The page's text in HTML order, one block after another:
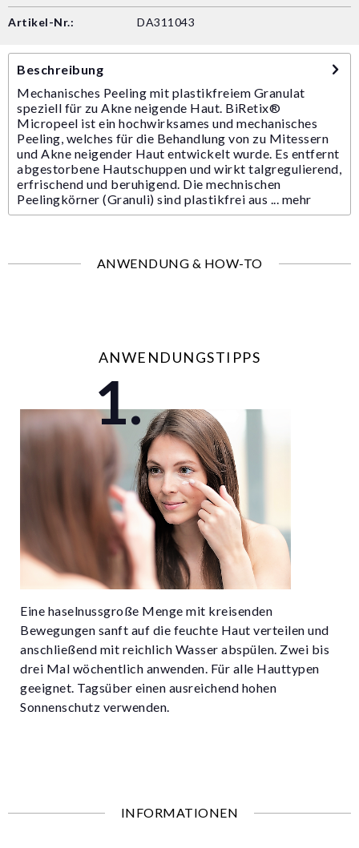
Artikel-Nr.: DA311043
Beschreibung
Mechanisches Peeling mit plastikfreiem Granulat
speziell für zu Akne neigende Haut. BiRetix®
Micropeel ist ein hochwirksames und mechanisches
Peeling, welches für die Behandlung von zu Mitessern
und Akne neigender Haut entwickelt wurde. Es entfernt
abgestorbene Hautschuppen und wirkt talgregulierend,
erfrischend und beruhigend. Die mechnischen
Peelingkörner (Granuli) sind plastikfrei aus ... mehr
ANWENDUNG & HOW-TO
ANWENDUNGSTIPPS
Eine haselnussgroße Menge mit kreisenden
Bewegungen sanft auf die feuchte Haut verteilen und
anschließend mit reichlich Wasser abspülen. Zwei bis
drei Mal wöchentlich anwenden. Für alle Hauttypen
geeignet. Tagsüber einen ausreichend hohen
Sonnenschutz verwenden.
INFORMATIONEN